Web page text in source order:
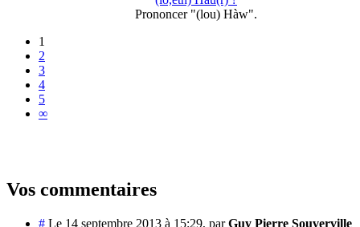
Prononcer "(lou) Hàw".
1
2
3
4
5
∞
Vos commentaires
# Le 14 septembre 2013 à 15:29, parGuy Pierre Souverville